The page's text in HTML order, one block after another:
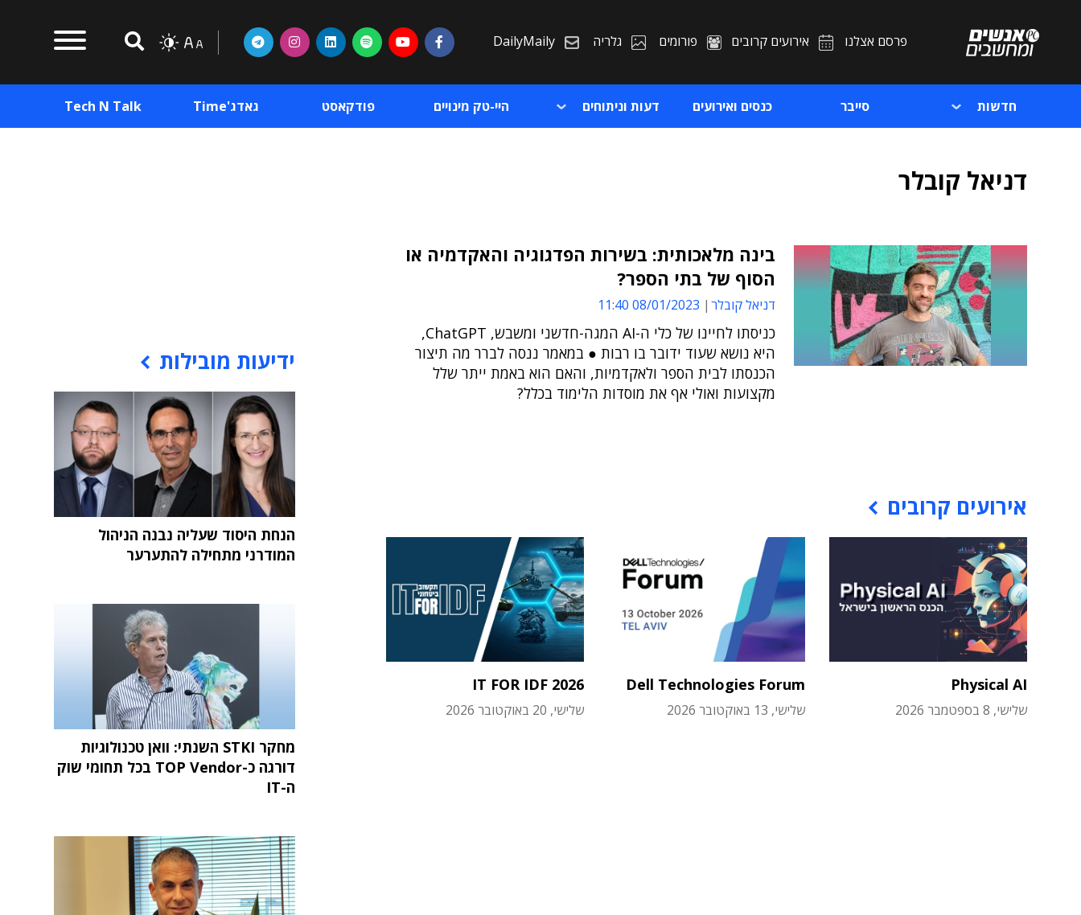
פרסם אצלנו אירועים קרובים פורומים גלריה DailyMaily
חדשות סייבר כנסים ואירועים דעות וניתוחים היי-טק מינויים פודקאסט גאדג'Time Tech N Talk
דניאל קובלר
בינה מלאכותית: בשירות הפדגוגיה והאקדמיה או
הסוף של בתי הספר?
דניאל קובלר 08/01/2023 11:40
כניסתו לחיינו של כלי ה-AI המגה-חדשני ומשבש, ChatGPT,
היא נושא שעוד ידובר בו רבות ● במאמר ננסה לברר מה תיצור
הכנסתו לבית הספר ולאקדמיות, והאם הוא באמת ייתר שלל
מקצועות ואולי אף את מוסדות הלימוד בכלל?
אירועים קרובים
Physical AI
שלישי, 8 בספטמבר 2026
Dell Technologies Forum
שלישי, 13 באוקטובר 2026
IT FOR IDF 2026
שלישי, 20 באוקטובר 2026
ידיעות מובילות
הנחת היסוד שעליה נבנה הניהול
המודרני מתחילה להתערער
מחקר STKI השנתי: וואן טכנולוגיות
דורגה כ-TOP Vendor בכל תחומי שוק
ה-IT